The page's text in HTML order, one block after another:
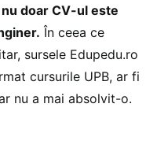
doar CV-ul este
În ceea ce
sursele Edupedu.ro
cursurile UPB, ar fi
nu a mai absolvit-o.